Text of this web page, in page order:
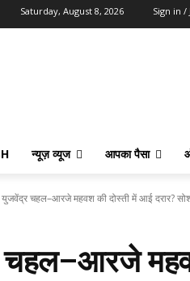
Saturday, August 8, 2026 Sign in /
न्यूज़ व्यूज आपका पैसा
युजवेंद्र चहल–आरजे महवश की दोस्ती में आई दरार?